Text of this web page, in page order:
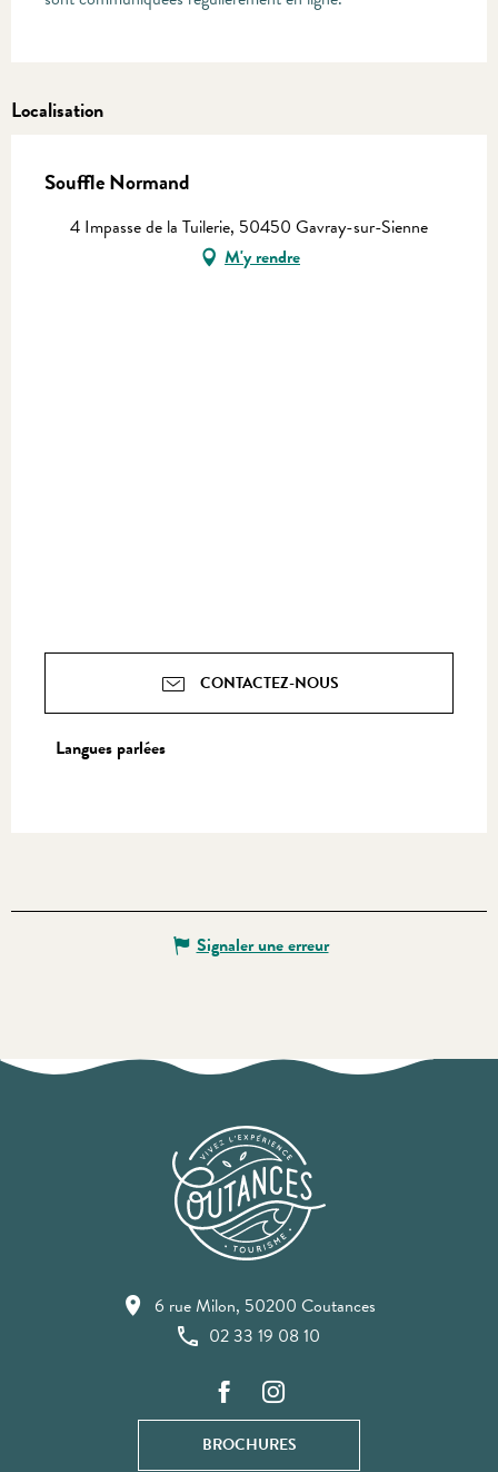
Localisation
Souffle Normand
4 Impasse de la Tuilerie, 50450 Gavray-sur-Sienne
M'y rendre
CONTACTEZ-NOUS
Langues parlées
Langues parlées
Signaler une erreur
6 rue Milon, 50200 Coutances
02 33 19 08 10
BROCHURES